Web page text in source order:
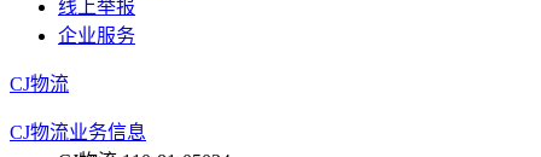
线上举报
企业服务
CJ物流
CJ物流业务信息